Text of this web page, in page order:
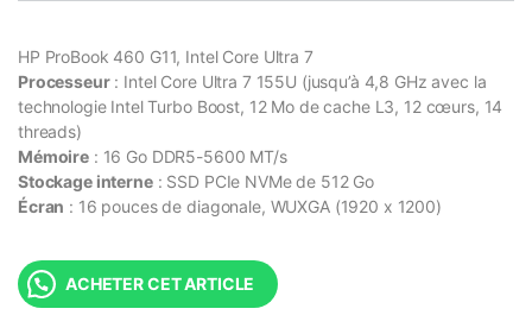
HP ProBook 460 G11, Intel Core Ultra 7
Processeur: Intel Core Ultra 7 155U (jusqu’à 4,8 GHz avec la
technologie Intel Turbo Boost, 12 Mo de cache L3, 12 cœurs, 14
threads)
Mémoire : 16 Go DDR5-5600 MT/s
Stockage interne: SSD PCIe NVMe de 512 Go
Écran : 16 pouces de diagonale, WUXGA (1920 x 1200)
ACHETER CET ARTICLE